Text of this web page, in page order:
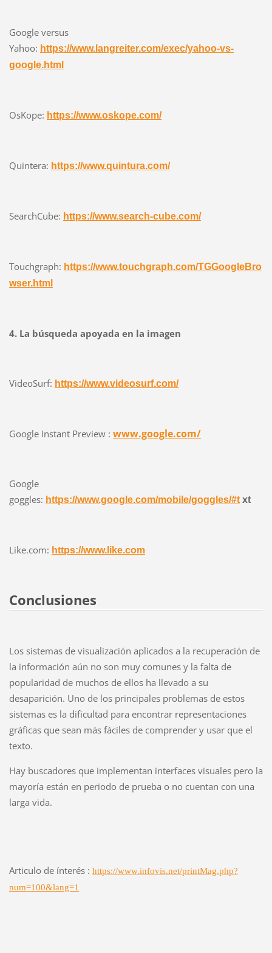
Google versus
Yahoo: https://www.langreiter.com/exec/yahoo-vs-
google.html
OsKope: https://www.oskope.com/
Quintera: https://www.quintura.com/
SearchCube: https://www.search-cube.com/
Touchgraph: https://www.touchgraph.com/TGGoogleBro
wser.html
4. La búsqueda apoyada en la imagen
VideoSurf: https://www.videosurf.com/
Google Instant Preview : www.google.com/
Google
goggles: https://www.google.com/mobile/goggles/#txt
Like.com: https://www.like.com
Conclusiones
Los sistemas de visualización aplicados a la recuperación de
la información aún no son muy comunes y la falta de
popularidad de muchos de ellos ha llevado a su
desaparición. Uno de los principales problemas de estos
sistemas es la dificultad para encontrar representaciones
gráficas que sean más fáciles de comprender y usar que el
texto.
Hay buscadores que implementan interfaces visuales pero la
mayoría están en periodo de prueba o no cuentan con una
larga vida.
Articulo de ínterés : https://www.infovis.net/printMag.php?
num=100&lang=1